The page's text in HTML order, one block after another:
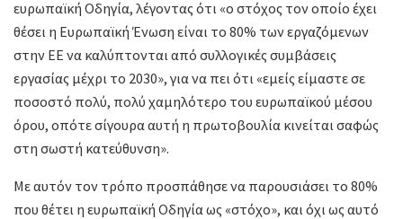
ευρωπαϊκή Οδηγία, λέγοντας ότι «ο στόχος τον οποίο έχει
θέσει η Ευρωπαϊκή Ένωση είναι το 80% των εργαζόμενων
στην ΕΕ να καλύπτονται από συλλογικές συμβάσεις
εργασίας μέχρι το 2030», για να πει ότι «εμείς είμαστε σε
ποσοστό πολύ, πολύ χαμηλότερο του ευρωπαϊκού μέσου
όρου, οπότε σίγουρα αυτή η πρωτοβουλία κινείται σαφώς
στη σωστή κατεύθυνση».
Με αυτόν τον τρόπο προσπάθησε να παρουσιάσει το 80%
που θέτει η ευρωπαϊκή Οδηγία ως «στόχο», και όχι ως αυτό